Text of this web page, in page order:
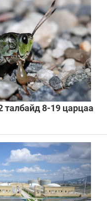
талбайд 8-19 царцаа